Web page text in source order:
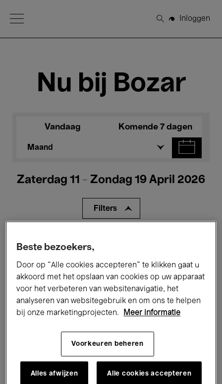
Open Menu
Zoeken
Inloggen
Nu bij Bozar
Vandaag Komende 7 dagen
Maand
Zaterdag 11 - Zondag 19 April 2026
Filters
Tentoonstellingen Films
Performances Lezingen & Debatten
Jazz Klassieke Muziek Global Music
Elektronische Muziek
Voor iedereen Kids’ Palace
Beste bezoekers,
Door op “Alle cookies accepteren” te klikken gaat u
akkoord met het opslaan van cookies op uw apparaat
voor het verbeteren van websitenavigatie, het
analyseren van websitegebruik en om ons te helpen
bij onze marketingprojecten.
Meer informatie
Voorkeuren beheren
Alles afwijzen Alle cookies accepteren